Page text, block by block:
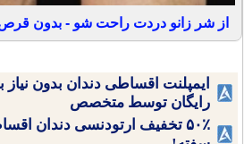
از شر زانو دردت راحت شو - بدون
ایمپلنت اقساطی دندان بدون
رایگان توسط متخصص
۵۰٪ تخفیف ارتودنسی دندان